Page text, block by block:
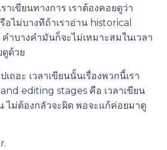
ราเขียนทางการ เราต้องคอยดูว่า
อไม่บางทีถ้าเราอ่าน historical
ำบางคำมันก็จะไม่เหมาะสมในเวลา
ด้วย
ถอะ เวลาเขียนนั้นเรื่องพวกนี้เรา
editing stages คือ เวลาเขียน
ไม่ต้องกลัวจะผิด พอจะแก้ค่อยมาดู